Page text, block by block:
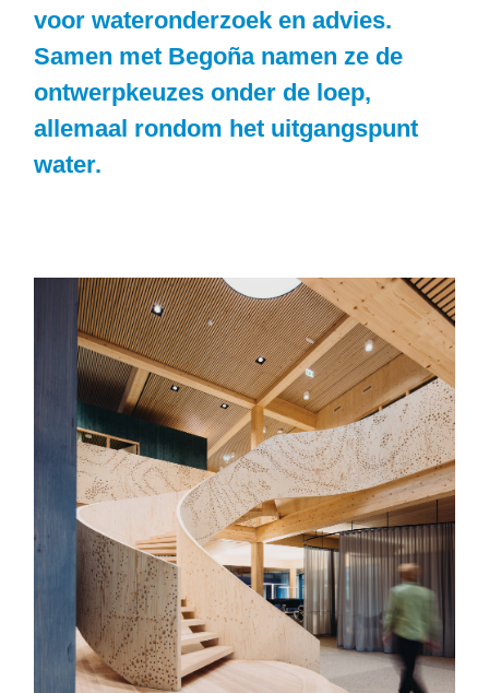
voor wateronderzoek en advies.
Samen met Begoña namen ze de
ontwerpkeuzes onder de loep,
allemaal rondom het uitgangspunt
water.